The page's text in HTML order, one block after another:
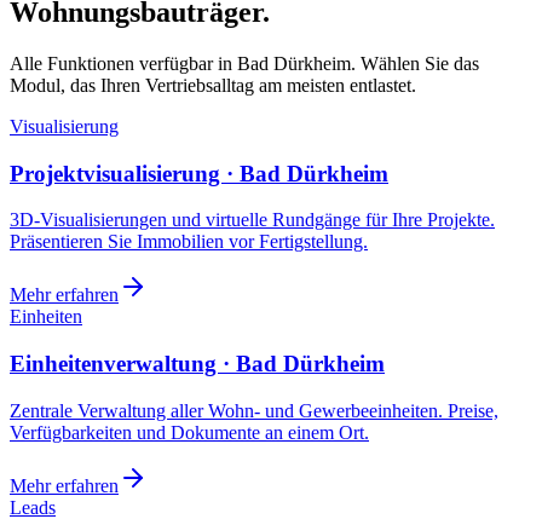
Wohnungsbauträger.
Alle Funktionen verfügbar in Bad Dürkheim. Wählen Sie das
Modul, das Ihren Vertriebsalltag am meisten entlastet.
Visualisierung
Projektvisualisierung · Bad Dürkheim
3D-Visualisierungen und virtuelle Rundgänge für Ihre Projekte.
Präsentieren Sie Immobilien vor Fertigstellung.
Mehr erfahren
Einheiten
Einheitenverwaltung · Bad Dürkheim
Zentrale Verwaltung aller Wohn- und Gewerbeeinheiten. Preise,
Verfügbarkeiten und Dokumente an einem Ort.
Mehr erfahren
Leads